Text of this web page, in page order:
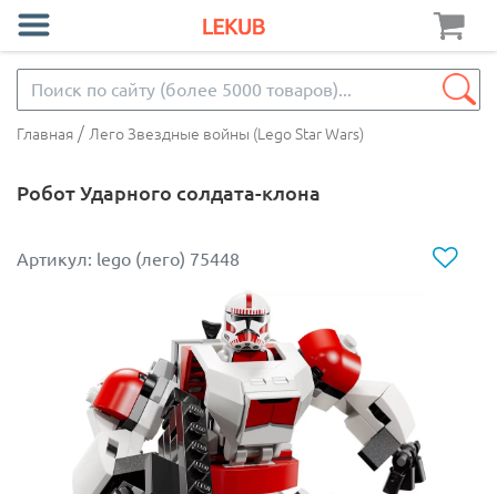
Главная / Лего Звездные войны (Lego Star Wars)
Робот Ударного солдата-клона
Артикул: lego (лего) 75448